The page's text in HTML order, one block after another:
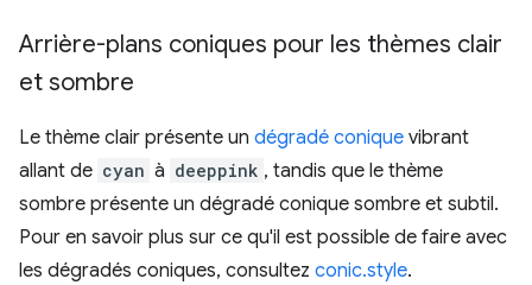
Arrière-plans coniques pour les thèmes clair
et sombre
Le thème clair présente un dégradé conique vibrant
allant de cyan à deeppink , tandis que le thème
sombre présente un dégradé conique sombre et subtil.
Pour en savoir plus sur ce qu'il est possible de faire avec
les dégradés coniques, consultez conic.style.